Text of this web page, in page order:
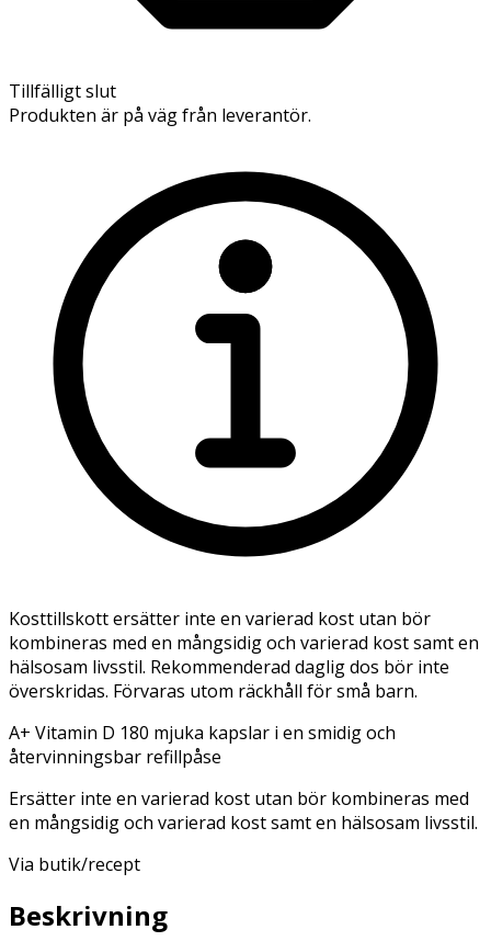
Tillfälligt slut
Produkten är på väg från leverantör.
Kosttillskott ersätter inte en varierad kost utan bör
kombineras med en mångsidig och varierad kost samt en
hälsosam livsstil. Rekommenderad daglig dos bör inte
överskridas. Förvaras utom räckhåll för små barn.
A+ Vitamin D 180 mjuka kapslar i en smidig och
återvinningsbar refillpåse
Ersätter inte en varierad kost utan bör kombineras med
en mångsidig och varierad kost samt en hälsosam livsstil.
Via butik/recept
Beskrivning